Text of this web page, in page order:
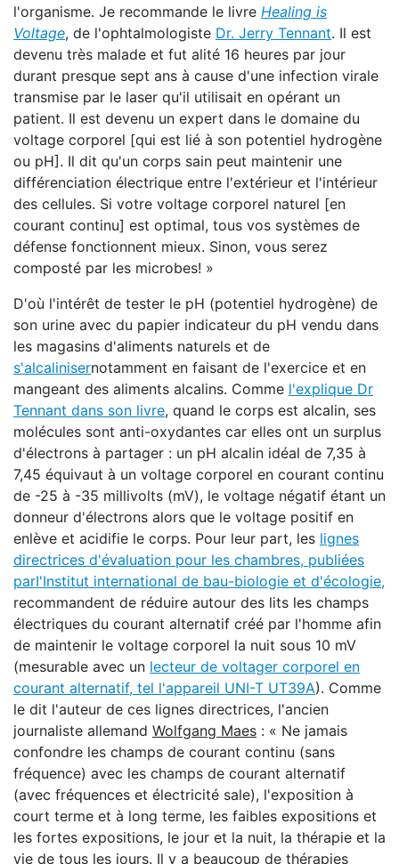
l'organisme. Je recommande le livre Healing is
Voltage, de l'ophtalmologiste Dr. Jerry Tennant. Il est
devenu très malade et fut alité 16 heures par jour
durant presque sept ans à cause d'une infection virale
transmise par le laser qu'il utilisait en opérant un
patient. Il est devenu un expert dans le domaine du
voltage corporel [qui est lié à son potentiel hydrogène
ou pH]. Il dit qu'un corps sain peut maintenir une
différenciation électrique entre l'extérieur et l'intérieur
des cellules. Si votre voltage corporel naturel [en
courant continu] est optimal, tous vos systèmes de
défense fonctionnent mieux. Sinon, vous serez
composté par les microbes! »
D'où l'intérêt de tester le pH (potentiel hydrogène) de
son urine avec du papier indicateur du pH vendu dans
les magasins d'aliments naturels et de
s'alcalinisernotamment en faisant de l'exercice et en
mangeant des aliments alcalins. Comme l'explique Dr
Tennant dans son livre, quand le corps est alcalin, ses
molécules sont anti-oxydantes car elles ont un surplus
d'électrons à partager : un pH alcalin idéal de 7,35 à
7,45 équivaut à un voltage corporel en courant continu
de -25 à -35 millivolts (mV), le voltage négatif étant un
donneur d'électrons alors que le voltage positif en
enlève et acidifie le corps. Pour leur part, les lignes
directrices d'évaluation pour les chambres, publiées
parI'Institut international de bau-biologie et d'écologie,
recommandent de réduire autour des lits les champs
électriques du courant alternatif créé par l'homme afin
de maintenir le voltage corporel la nuit sous 10 mV
(mesurable avec un lecteur de voltager corporel en
courant alternatif, tel l'appareil UNI-T UT39A). Comme
le dit l'auteur de ces lignes directrices, l'ancien
journaliste allemand Wolfgang Maes : « Ne jamais
confondre les champs de courant continu (sans
fréquence) avec les champs de courant alternatif
(avec fréquences et électricité sale), l'exposition à
court terme et à long terme, les faibles expositions et
les fortes expositions, le jour et la nuit, la thérapie et la
vie de tous les jours. Il y a beaucoup de thérapies